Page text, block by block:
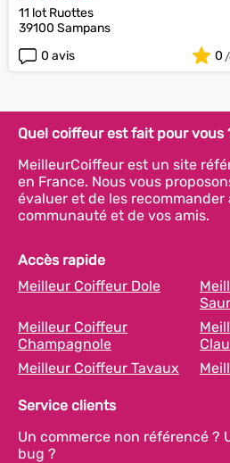
11 lot Ruottes
39100 Sampans
0 avis
0
Quel coiffeur est fait pour vous
MeilleurCoiffeur est un site
en France. Nous vous
évaluer et de les
communauté et de vos amis.
Accès rapide
Meilleur Coiffeur Dole
Meilleur Coiffeur
Champagnole
Meilleur Coiffeur Tavaux
Service clients
Un commerce non référencé ?
bug ?